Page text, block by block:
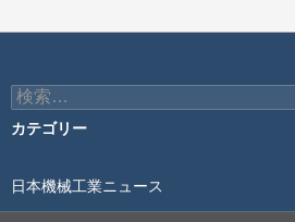
検
索:
カテゴリー
日本機械工業ニュース